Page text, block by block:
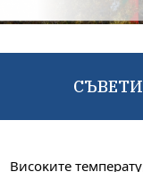
Bиcoĸитe